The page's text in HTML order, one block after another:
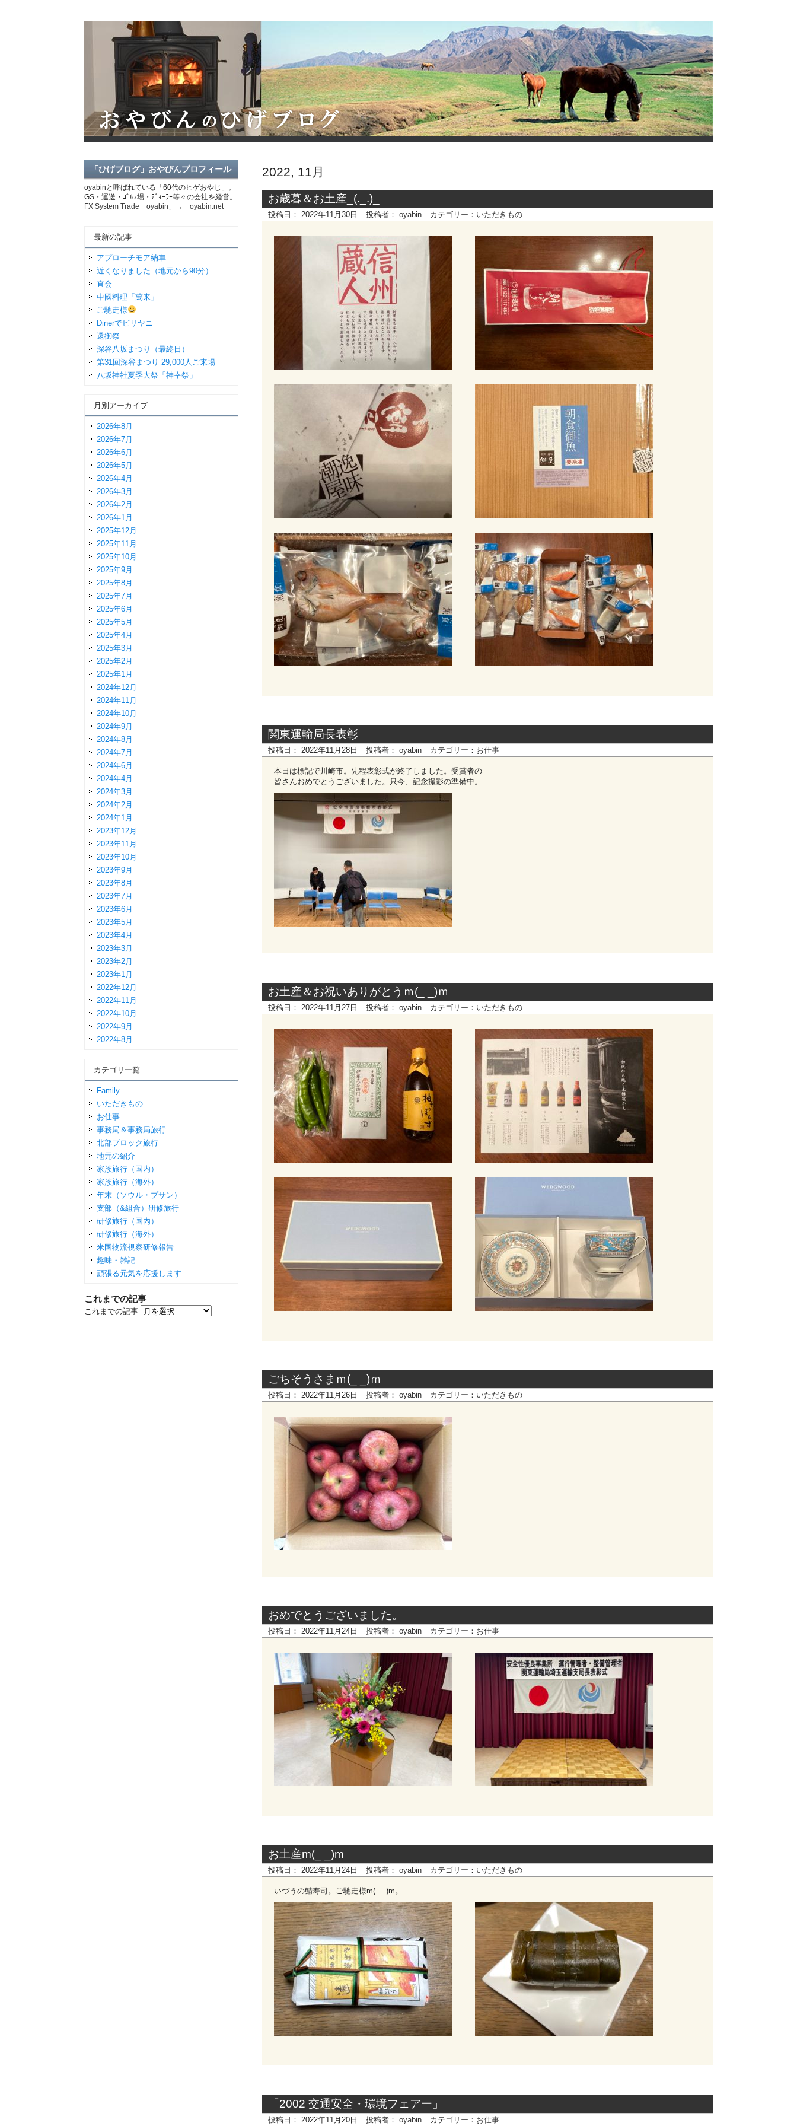
2022, 11月
お歳暮＆お土産_(._.)_
投稿日： 2022年11月30日 投稿者： oyabin カテゴリー： いただきもの
関東運輸局長表彰
投稿日： 2022年11月28日 投稿者： oyabin カテゴリー： お仕事
本日は標記で川崎市。先程表彰式が終了しました。受賞者の
皆さんおめでとうございました。只今、記念撮影の準備中。
お土産＆お祝いありがとうｍ(_ _)ｍ
投稿日： 2022年11月27日 投稿者： oyabin カテゴリー： いただきもの
ごちそうさまｍ(_ _)ｍ
投稿日： 2022年11月26日 投稿者： oyabin カテゴリー： いただきもの
おめでとうございました。
投稿日： 2022年11月24日 投稿者： oyabin カテゴリー： お仕事
お土産m(_ _)m
投稿日： 2022年11月24日 投稿者： oyabin カテゴリー： いただきもの
いづうの鯖寿司。ご馳走様m(_ _)m。
「2002 交通安全・環境フェアー」
投稿日： 2022年11月20日 投稿者： oyabin カテゴリー： お仕事
「ひげブログ」おやびんプロフィール
oyabinと呼ばれている「60代のヒゲおやじ」。
GS・運送・ｺﾞﾙﾌ場・ﾃﾞｨｰﾗｰ等々の会社を経営。
FX System Trade「oyabin」→ oyabin.net
最新の記事
アプローチモア納車
近くなりました（地元から90分）
直会
中國料理「萬来」
ご馳走様
Dinerでビリヤニ
還御祭
深谷八坂まつり（最終日）
第31回深谷まつり 29,000人ご来場
八坂神社夏季大祭「神幸祭」
月別アーカイブ
2026年8月
2026年7月
2026年6月
2026年5月
2026年4月
2026年3月
2026年2月
2026年1月
2025年12月
2025年11月
2025年10月
2025年9月
2025年8月
2025年7月
2025年6月
2025年5月
2025年4月
2025年3月
2025年2月
2025年1月
2024年12月
2024年11月
2024年10月
2024年9月
2024年8月
2024年7月
2024年6月
2024年4月
2024年3月
2024年2月
2024年1月
2023年12月
2023年11月
2023年10月
2023年9月
2023年8月
2023年7月
2023年6月
2023年5月
2023年4月
2023年3月
2023年2月
2023年1月
2022年12月
2022年11月
2022年10月
2022年9月
2022年8月
カテゴリ一覧
Family
いただきもの
お仕事
事務局＆事務局旅行
北部ブロック旅行
地元の紹介
家族旅行（国内）
家族旅行（海外）
年末（ソウル・プサン）
支部（&組合）研修旅行
研修旅行（国内）
研修旅行（海外）
米国物流視察研修報告
趣味・雑記
頑張る元気を応援します
これまでの記事
これまでの記事